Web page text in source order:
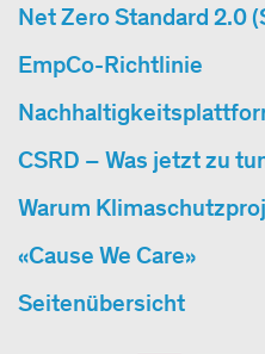
Net Zero Standard 2.0
EmpCo-Richtlinie
CSRD – Was jetzt zu
Warum
«Cause We Care»
Seitenübersicht